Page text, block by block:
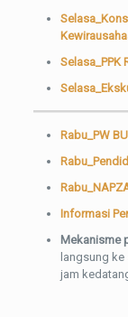
Selasa_PPK
Rabu_PW
Informasi
Mekanisme
langsung
jam